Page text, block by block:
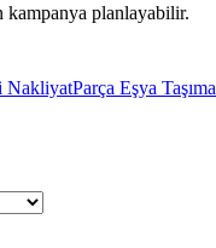
kampanya planlayabilir.
NakliyatParça Eşya Taşıma